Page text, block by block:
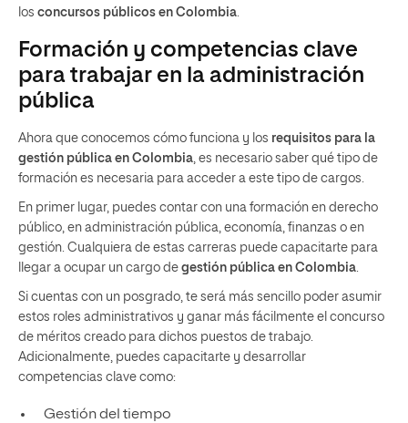
los concursos públicos en Colombia.
Formación y competencias clave
para trabajar en la administración
pública
Ahora que conocemos cómo funciona y los requisitos para la
gestión pública en Colombia, es necesario saber qué tipo de
formación es necesaria para acceder a este tipo de cargos.
En primer lugar, puedes contar con una formación en derecho
público, en administración pública, economía, finanzas o en
gestión. Cualquiera de estas carreras puede capacitarte para
llegar a ocupar un cargo de gestión pública en Colombia.
Si cuentas con un posgrado, te será más sencillo poder asumir
estos roles administrativos y ganar más fácilmente el concurso
de méritos creado para dichos puestos de trabajo.
Adicionalmente, puedes capacitarte y desarrollar
competencias clave como:
Gestión del tiempo